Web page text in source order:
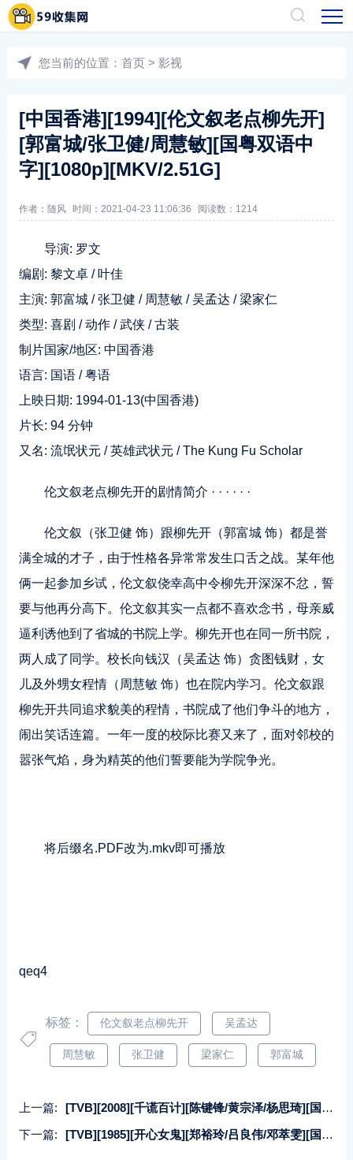
您当前的位置： 首页 > 影视
[中国香港][1994][伦文叙老点柳先开]
[郭富城/张卫健/周慧敏][国粤双语中
字][1080p][MKV/2.51G]
作者：随风 时间：2021-04-23 11:06:36 阅读数： 1214
导演: 罗文
编剧: 黎文卓 / 叶佳
主演: 郭富城 / 张卫健 / 周慧敏 / 吴孟达 / 梁家仁
类型: 喜剧 / 动作 / 武侠 / 古装
制片国家/地区: 中国香港
语言: 国语 / 粤语
上映日期: 1994-01-13(中国香港)
片长: 94 分钟
又名: 流氓状元 / 英雄武状元 / The Kung Fu Scholar
伦文叙老点柳先开的剧情简介 · · · · · ·
伦文叙（张卫健 饰）跟柳先开（郭富城 饰）都是誉
满全城的才子，由于性格各异常常发生口舌之战。某年他
俩一起参加乡试，伦文叙侥幸高中令柳先开深深不忿，誓
要与他再分高下。伦文叙其实一点都不喜欢念书，母亲威
逼利诱他到了省城的书院上学。柳先开也在同一所书院，
两人成了同学。校长向钱汉（吴孟达 饰）贪图钱财，女
儿及外甥女程情（周慧敏 饰）也在院内学习。伦文叙跟
柳先开共同追求貌美的程情，书院成了他们争斗的地方，
闹出笑话连篇。一年一度的校际比赛又来了，面对邻校的
嚣张气焰，身为精英的他们誓要能为学院争光。
将后缀名.PDF改为.mkv即可播放
qeq4
标签： 伦文叙老点柳先开 吴孟达
周慧敏 张卫健 梁家仁 郭富城
上一篇:
[TVB][2008][千谎百计][陈键锋/黄宗泽/杨思琦][国粤双语简繁中字][GOTV源码/MKV][20集全/单集约820M]
下一篇:
[TVB][1985][开心女鬼][郑裕玲/吕良伟/邓萃雯][国粤双语无字][GOTV源码/MKV][20集全/单集约770M]